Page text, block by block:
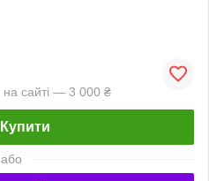
на сайті — 3 000 ₴
Купити
або